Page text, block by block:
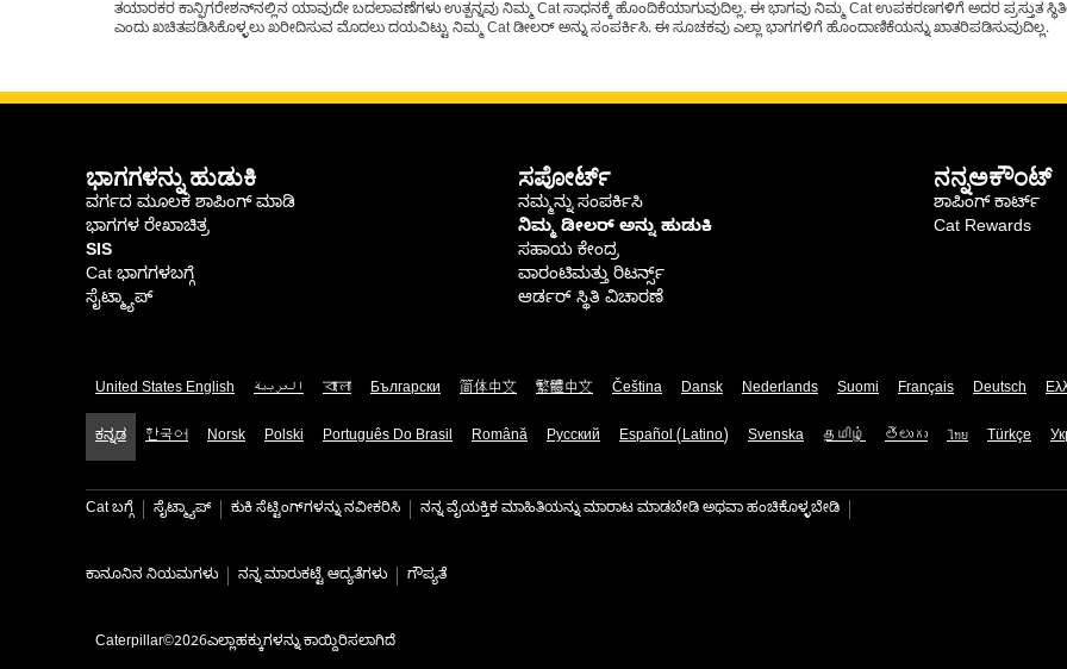
ತಯಾರಕರ ಕಾನ್ಫಿಗರೇಶನ್‌ನಲ್ಲಿನ ಯಾವುದೇ ಬದಲಾವಣೆಗಳು ಉತ್ಪನ್ನವು ನಿಮ್ಮ Cat ಸಾಧನಕ್ಕೆ ಹೊಂದಿಕೆಯಾಗುವುದಿಲ್ಲ. ಈ ಭಾಗವು ನಿಮ್ಮ Cat ಉಪಕರಣಗಳಿಗೆ ಅದರ ಪ್ರಸ್ತುತ
ಎಂದು ಖಚಿತಪಡಿಸಿಕೊಳ್ಳಲು ಖರೀದಿಸುವ ಮೊದಲು ದಯವಿಟ್ಟು ನಿಮ್ಮ Cat ಡೀಲರ್ ಅನ್ನು ಸಂಪರ್ಕಿಸಿ. ಈ ಸೂಚಕವು ಎಲ್ಲಾ ಭಾಗಗಳಿಗೆ ಹೊಂದಾಣಿಕೆಯನ್ನು ಖಾತರಿಪಡಿಸುವುದಿಲ್ಲ.
ಭಾಗಗಳನ್ನು ಹುಡುಕಿ
ವರ್ಗದ ಮೂಲಕ ಶಾಪಿಂಗ್ ಮಾಡಿ
ಭಾಗಗಳ ರೇಖಾಚಿತ್ರ
SIS
Cat ಭಾಗಗಳಬಗ್ಗೆ
ಸೈಟ್ಮ್ಯಾಪ್
ಸಪೋರ್ಟ್
ನಮ್ಮನ್ನು ಸಂಪರ್ಕಿಸಿ
ನಿಮ್ಮ ಡೀಲರ್ ಅನ್ನು ಹುಡುಕಿ
ಸಹಾಯ ಕೇಂದ್ರ
ವಾರಂಟಿಮತ್ತು ರಿಟರ್ನ್ಸ್
ಆರ್ಡರ್ ಸ್ಥಿತಿ ವಿಚಾರಣೆ
ನನ್ನಅಕೌಂಟ್
ಶಾಪಿಂಗ್ ಕಾರ್ಟ್
Cat Rewards
United States English العربية বাংলা Български 简体中文 繁體中文 Čeština Dansk Nederlands Suomi Français Deutsch
ಕನ್ನಡ 한국어 Norsk Polski Português Do Brasil Română Русский Español (Latino) Svenska தமிழ் తెలుగు ไทย Türkçe
Cat ಬಗ್ಗೆ ಸೈಟ್ಮ್ಯಾಪ್ ಕುಕಿ ಸೆಟ್ಟಿಂಗ್‌ಗಳನ್ನು ನವೀಕರಿಸಿ ನನ್ನ ವೈಯಕ್ತಿಕ ಮಾಹಿತಿಯನ್ನು ಮಾರಾಟ ಮಾಡಬೇಡಿ ಅಥವಾ ಹಂಚಿಕೊಳ್ಳಬೇಡಿ
ಕಾನೂನಿನ ನಿಯಮಗಳು ನನ್ನ ಮಾರುಕಟ್ಟೆ ಆದ್ಯತೆಗಳು ಗೌಪ್ಯತೆ
Caterpillar©2026ಎಲ್ಲಾಹಕ್ಕುಗಳನ್ನು ಕಾಯ್ದಿರಿಸಲಾಗಿದೆ